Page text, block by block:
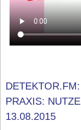
PRAXIS:
13.08.2015